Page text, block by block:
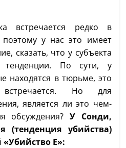
встречается редко в
у нас это имеет
сказать, что у субъекта
тенденции. По сути, у
находятся в тюрьме, это
Но для
является ли это чем-
обсуждения? У Сонди,
(тенденция убийства)
E»: